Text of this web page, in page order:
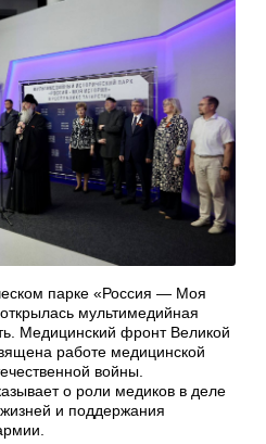
парке «Россия — Моя
мультимедийная
Медицинский фронт Великой
работе медицинской
войны.
о роли медиков в деле
и поддержания